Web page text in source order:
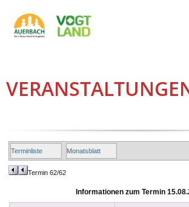
Terminliste Monatsblatt
Termin 62/62
Informationen zum Termin